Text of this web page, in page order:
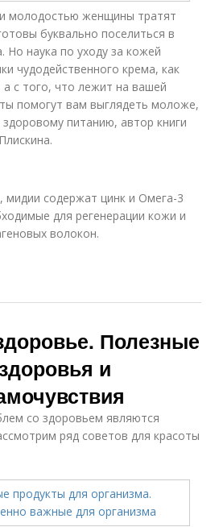
молодостью женщины тратят
буквально поселиться в
Но наука по уходу за кожей
чудодейственного крема, как
с того, что лежит на вашей
помогут вам выглядеть моложе,
здоровому питанию, автор книги
мидии содержат цинк и Омега-3
для регенерации кожи и
волокон.
Полезные
и
со здоровьем являются
ряд советов для красоты